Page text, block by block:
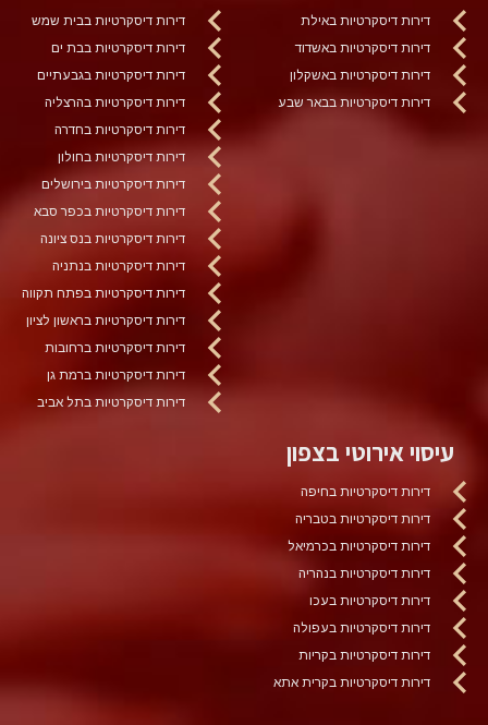
דירות דיסקרטיות באילת
דירות דיסקרטיות באשדוד
דירות דיסקרטיות באשקלון
דירות דיסקרטיות בבאר שבע
דירות דיסקרטיות בבית שמש
דירות דיסקרטיות בבת ים
דירות דיסקרטיות בגבעתיים
דירות דיסקרטיות בהרצליה
דירות דיסקרטיות בחדרה
דירות דיסקרטיות בחולון
דירות דיסקרטיות בירושלים
דירות דיסקרטיות בכפר סבא
דירות דיסקרטיות בנס ציונה
דירות דיסקרטיות בנתניה
דירות דיסקרטיות בפתח תקווה
דירות דיסקרטיות בראשון לציון
דירות דיסקרטיות ברחובות
דירות דיסקרטיות ברמת גן
דירות דיסקרטיות בתל אביב
עיסוי אירוטי בצפון
דירות דיסקרטיות בחיפה
דירות דיסקרטיות בטבריה
דירות דיסקרטיות בכרמיאל
דירות דיסקרטיות בנהריה
דירות דיסקרטיות בעכו
דירות דיסקרטיות בעפולה
דירות דיסקרטיות בקריות
דירות דיסקרטיות בקרית אתא